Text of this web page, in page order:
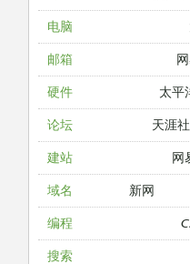
电脑
邮箱
硬件 太平
论坛 天涯
建站 网
域名 新网
编程
搜索